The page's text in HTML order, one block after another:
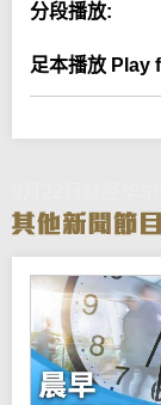
分段播放:
足本播放 Play